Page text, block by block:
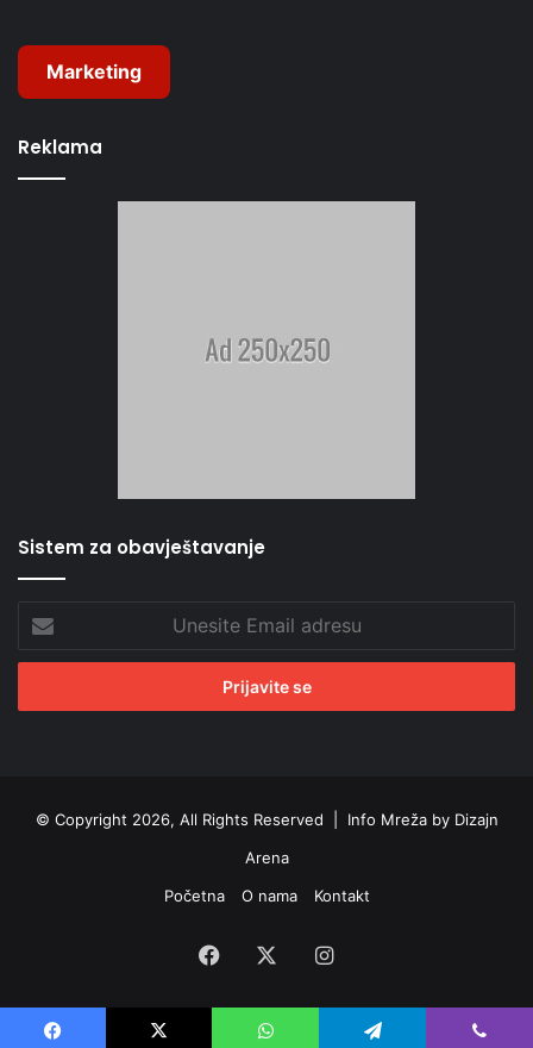
Marketing
Reklama
Sistem za obavještavanje
Email
adresu
© Copyright 2026, All Rights Reserved | Info Mreža by Dizajn
Arena
Početna
O nama Kontakt
Facebook Instagram